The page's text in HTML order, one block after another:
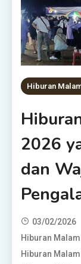
Hiburan
2026
dan
03/02/2026
Hiburan
Hiburan